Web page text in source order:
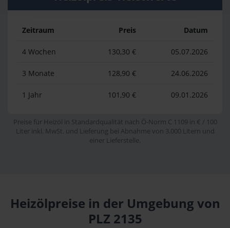
Zeitraum Preis Datum
4 Wochen 130,30 € 05.07.2026
3 Monate 128,90 € 24.06.2026
1 Jahr 101,90 € 09.01.2026
Preise für Heizöl in Standardqualität nach Ö-Norm C 1109 in € / 100
Liter inkl. MwSt. und Lieferung bei Abnahme von 3.000 Litern und
einer Lieferstelle.
Heizölpreise in der Umgebung von
PLZ 2135